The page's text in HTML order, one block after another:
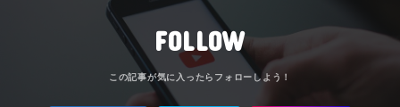
FOLLOW